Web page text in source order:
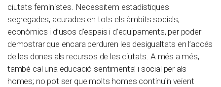
ciutats feministes. Necessitem estadístiques
segregades, acurades en tots els àmbits socials,
econòmics i d’usos d’espais i d’equipaments, per poder
demostrar que encara perduren les desigualtats en l’accés
de les dones als recursos de les ciutats. A més a més,
també cal una educació sentimental i social per als
homes; no pot ser que molts homes continuïn veient